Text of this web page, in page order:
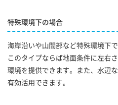
特殊環境下の場合
海岸沿いや山間部など特殊環境下
このタイプならば地面条件に左右
環境を提供できます。また、水辺
有効活用できます。